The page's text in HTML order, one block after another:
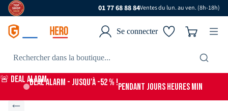
01 77 68 88 84Ventes du lun. au ven. (8h-18h)
Se connecter
🚨 DEAL ALARMDEAL ALARM - jusqu’à -52 % !PENDANT JOURS HEURES MIN